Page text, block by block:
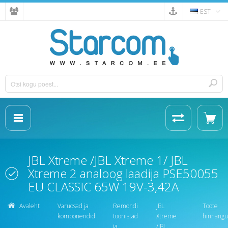
EST
JBL Xtreme /JBL Xtreme 1/ JBL
Xtreme 2 analoog laadija PSE50055
EU CLASSIC 65W 19V-3,42A
Avaleht
Varuosad ja
komponendid
Remondi
tööriistad
ja
JBL
Xtreme
/JBL
Toote